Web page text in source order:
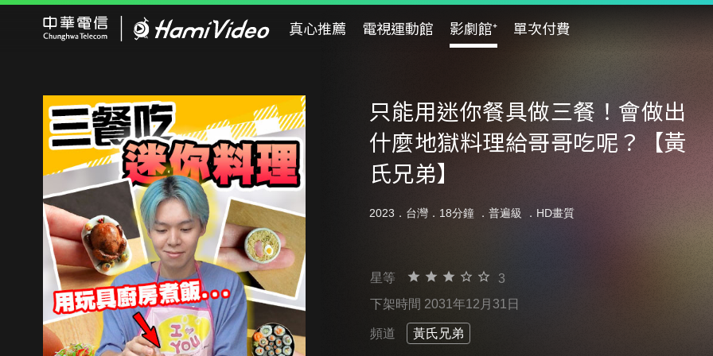
真心推薦 電視運動館 影劇館⁺ 單次付費
只能用迷你餐具做三餐！會做出
什麼地獄料理給哥哥吃呢？【黃
氏兄弟】
2023．台灣．18分鐘 ． 普遍級 ．HD畫質
星等
3
下架時間 2031年12月31日
頻道 黃氏兄弟